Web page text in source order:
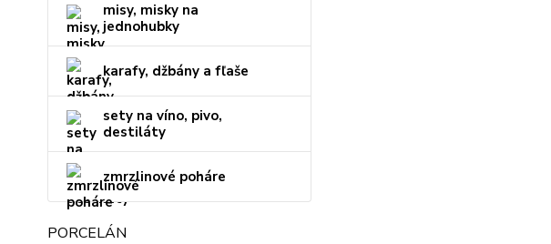
misy, misky na
jednohubky
karafy, džbány a fľaše
sety na víno, pivo,
destiláty
zmrzlinové poháre
PORCELÁN